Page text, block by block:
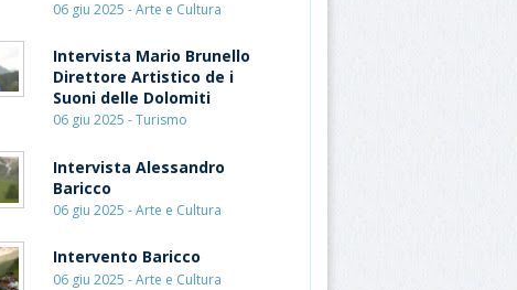
06 giu 2025 - Arte e Cultura
Intervista Mario Brunello
Direttore Artistico de i
Suoni delle Dolomiti
06 giu 2025 - Turismo
Intervista Alessandro
Baricco
06 giu 2025 - Arte e Cultura
Intervento Baricco
06 giu 2025 - Arte e Cultura